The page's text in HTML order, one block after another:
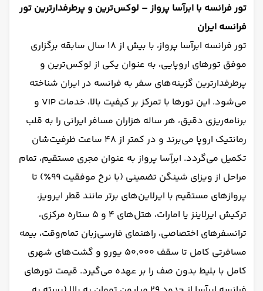
تور فرانسه با ابرآسا پرواز – لوکس‌ترین و پرطرفدارترین تور
فرانسه ایران
تور فرانسه ابرآسا پرواز، با بیش از ۱۸ سال سابقه برگزاری
موفق تورهای اروپایی، به عنوان یکی از لوکس‌ترین و
پرطرفدارترین گزینه‌های سفر به فرانسه در ایران شناخته
می‌شود. این تورها با تمرکز بر کیفیت بالا، خدمات VIP و
برنامه‌ریزی دقیق، هر ساله هزاران مسافر ایرانی را به قلب
رمانتیک اروپا می‌برند و در کمتر از ۴۸ ساعت ظرفیت‌شان
تکمیل می‌گردد. ابرآسا پرواز به عنوان مجری مستقیم، تمام
مراحل از ویزای شینگن تضمینی (با نرخ موفقیت ۹۹٪) تا
پروازهای مستقیم با ایرلاین‌های برتر مانند قطر ایرویز،
ترکیش ایرلاینز یا امارات، هتل‌های ۴ و ۵ ستاره مرکزی،
ترانسفرهای اختصاصی، راهنمای فارسی‌زبان تمام‌وقت، بیمه
مسافرتی کامل تا سقف ۵۰٬۰۰۰ یورو و گشت‌های شهری
کامل با بلیط بدون صف را بر عهده می‌گیرد. قیمت تورهای